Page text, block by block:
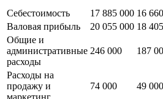
Себестоимость
17 885 000 16
Валовая прибыль
20 055 000 18
Общие и
административные
расходы
246 000 187
Расходы на
продажу и
маркетинг
74 000 49 000